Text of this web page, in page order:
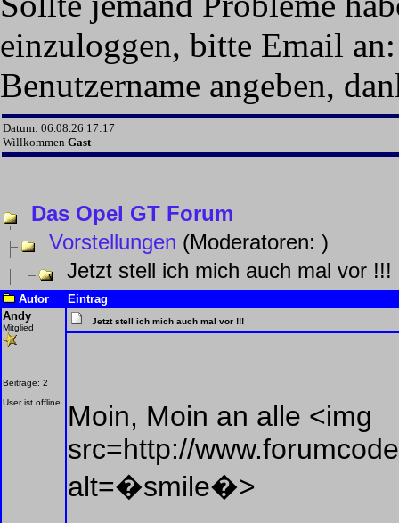
einzuloggen, bitte Email
Benutzername angeben,
Datum: 06.08.26 17:17
Willkommen Gast
Das Opel GT Forum
Vorstellungen (Moderatoren: )
Jetzt stell ich mich auch mal vor !!!
Autor
Eintrag
Andy
Mitglied
Beiträge: 2
User ist offline
Jetzt stell ich mich auch mal vor !!!
Moin, Moin an alle <img
src=http://
alt=�smile�>